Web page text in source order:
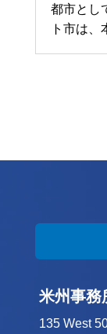
都市とし
ト市は、
米州事務
135 West